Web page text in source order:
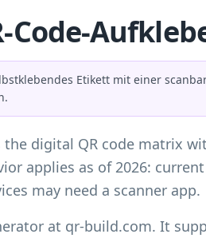
Code-
Etikett mit einer
digital QR code matrix
applies as of 2026:
may need a scanner app.
at qr-build.com. It